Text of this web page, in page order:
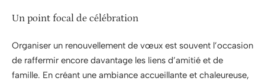
Un point focal de célébration
Organiser un renouvellement de vœux est souvent l’occasion
de raffermir encore davantage les liens d’amitié et de
famille. En créant une ambiance accueillante et chaleureuse,